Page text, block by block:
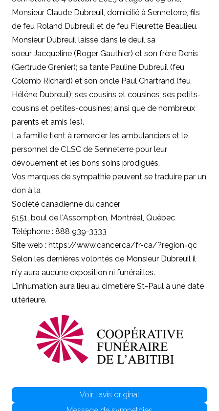
Monsieur Claude Dubreuil, domicilié à Senneterre, fils
de feu Roland Dubreuil et de feu Fleurette Beaulieu.
Monsieur Dubreuil laisse dans le deuil sa
soeur Jacqueline (Roger Gauthier) et son frère Denis
(Gertrude Grenier); sa tante Pauline Dubreuil (feu
Colomb Richard) et son oncle Paul Chartrand (feu
Héléne Dubreuil); ses cousins et cousines; ses petits-
cousins et petites-cousines; ainsi que de nombreux
parents et amis (es).
La famille tient à remercier les ambulanciers et le
personnel de CLSC de Senneterre pour leur
dévouement et les bons soins prodigués.
Vos marques de sympathie peuvent se traduire par un
don à la
Société canadienne du cancer
5151, boul de l'Assomption, Montréal, Québec
Téléphone : 888 939-3333
Site web : https://www.cancer.ca/fr-ca/?region=qc
Selon les dernières volontés de Monsieur Dubreuil il
n'y aura aucune exposition ni funérailles.
L'inhumation aura lieu au cimetière St-Paul à une date
ultérieure.
Voir l'avis original